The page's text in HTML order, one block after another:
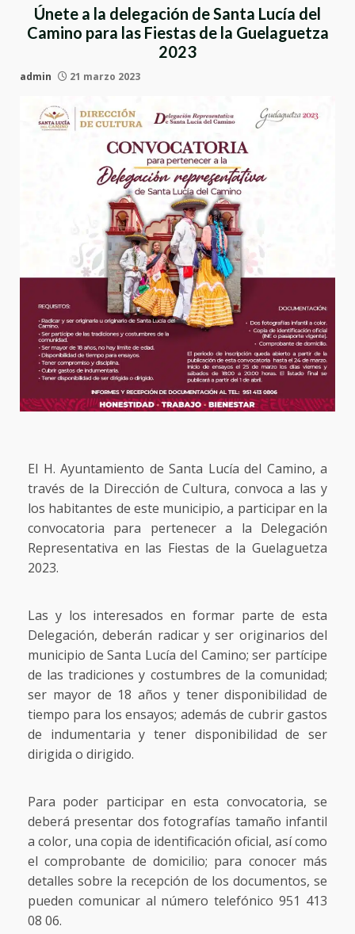
Únete a la delegación de Santa Lucía del
Camino para las Fiestas de la Guelaguetza
2023
admin 21 marzo 2023
El H. Ayuntamiento de Santa Lucía del Camino, a
través de la Dirección de Cultura, convoca a las y
los habitantes de este municipio, a participar en la
convocatoria para pertenecer a la Delegación
Representativa en las Fiestas de la Guelaguetza
2023.
Las y los interesados en formar parte de esta
Delegación, deberán radicar y ser originarios del
municipio de Santa Lucía del Camino; ser partícipe
de las tradiciones y costumbres de la comunidad;
ser mayor de 18 años y tener disponibilidad de
tiempo para los ensayos; además de cubrir gastos
de indumentaria y tener disponibilidad de ser
dirigida o dirigido.
Para poder participar en esta convocatoria, se
deberá presentar dos fotografías tamaño infantil
a color, una copia de identificación oficial, así como
el comprobante de domicilio; para conocer más
detalles sobre la recepción de los documentos, se
pueden comunicar al número telefónico 951 413
08 06.